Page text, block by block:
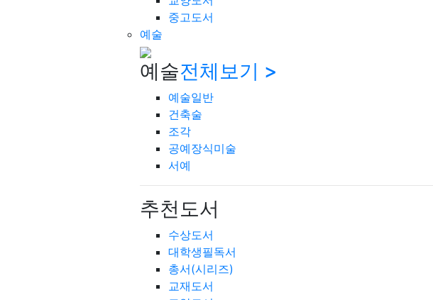
중고도서
예술
예술전체보기 >
예술일반
건축술
조각
공예장식미술
서예
추천도서
수상도서
대학생필독서
총서(시리즈)
교재도서